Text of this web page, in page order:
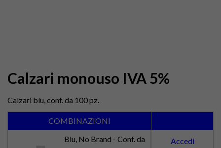
Calzari monouso IVA 5%
Calzari blu, conf. da 100 pz.
COMBINAZIONI
Blu, No Brand - Conf. da
Accedi